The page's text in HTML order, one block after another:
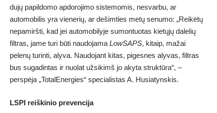
dujų papildomo apdorojimo sistemomis, nesvarbu, ar
automobilis yra vienerių, ar dešimties metų senumo: „Reikėtų
nepamiršti, kad jei automobilyje sumontuotas kietųjų dalelių
filtras, jame turi būti naudojama LowSAPS, kitaip, mažai
pelenų turinti, alyva. Naudojant kitas, pigesnes alyvas, filtras
bus sugadintas ir nuolat užsikimš jo akyta struktūra“, –
perspėja „TotalEnergies“ specialistas A. Husiatynskis.
LSPI reiškinio prevencija